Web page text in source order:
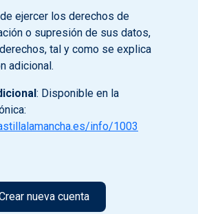
ejercer los derechos de
o supresión de sus datos,
tal y como se explica
adicional.
: Disponible en la
info/1003